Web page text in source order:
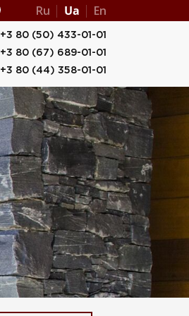
Ru Ua En
+3 80 (50) 433-01-01
+3 80 (67) 689-01-01
+3 80 (44) 358-01-01